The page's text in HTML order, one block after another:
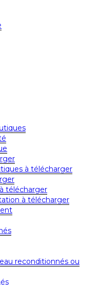
à télécharger
télécharger
à télécharger
reconditionnés ou